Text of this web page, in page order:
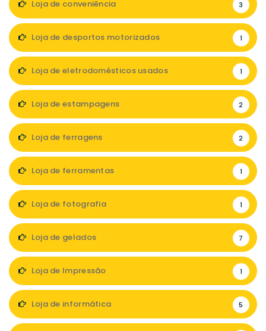
Loja de conveniência 3
Loja de desportos motorizados 1
Loja de eletrodomésticos usados 1
Loja de estampagens 2
Loja de ferragens 2
Loja de ferramentas 1
Loja de fotografia 1
Loja de gelados 7
Loja de Impressão 1
Loja de informática 5